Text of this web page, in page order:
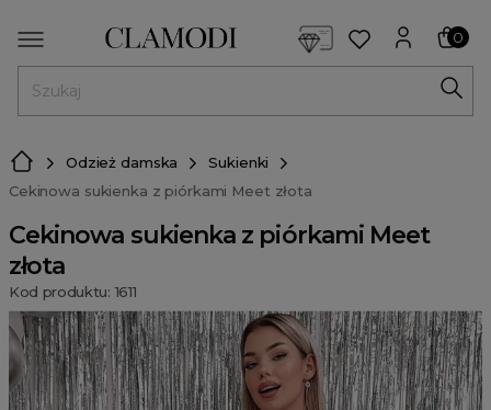
0
Odzież damska
Sukienki
Cekinowa sukienka z piórkami Meet złota
Cekinowa sukienka z piórkami Meet
złota
Kod produktu: 1611